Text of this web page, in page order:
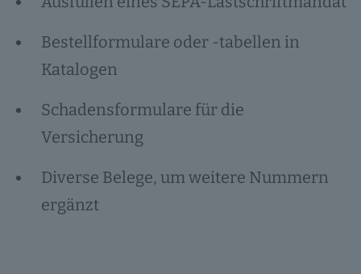
Bestellformulare oder -tabellen in
Katalogen
Schadensformulare für die
Versicherung
Diverse Belege, um weitere Nummern
ergänzt